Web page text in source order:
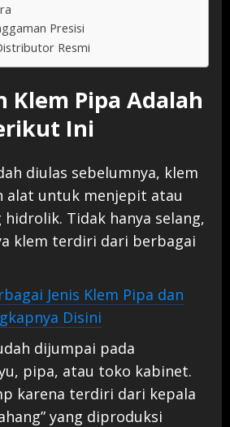
Presisi
Resmi
Klem Pipa Adalah
Ini
diulas sebelumnya, klem
alat untuk menjepit atau
hidrolik. Tidak hanya selang,
klem terdiri dari berbagai
Jenis Klem Pipa dan
Disini
dijumpai pada
pipa, atau toko kabinet.
karena terdiri dari kepala
yang diproduksi